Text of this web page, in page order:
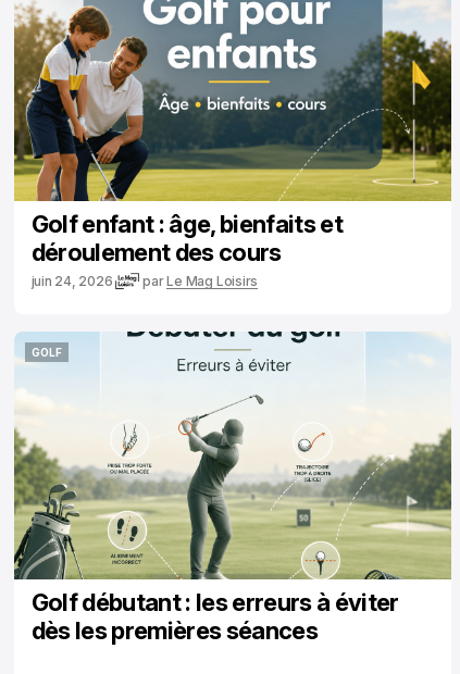
Golf enfant : âge, bienfaits et
déroulement des cours
juin 24, 2026 parLe Mag Loisirs
GOLF
Golf débutant : les erreurs à éviter
dès les premières séances